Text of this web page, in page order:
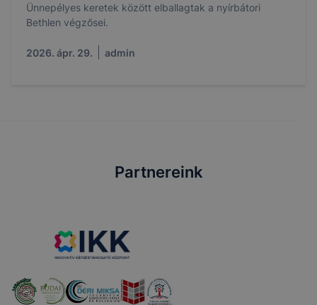
Ünnepélyes keretek között elballagtak a nyírbátori
Bethlen végzősei.
2026. ápr. 29. admin
Partnereink